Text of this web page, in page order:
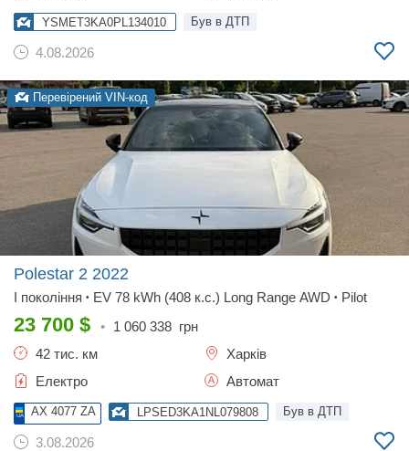
YSMET3KA0PL134010 Був в ДТП
4.08.2026
Перевірений VIN-код
Polestar 2 2022
I покоління • EV 78 kWh (408 к.с.) Long Range AWD • Pilot
23 700 $ • 1 060 338 грн
42 тис. км
Харків
Електро
Автомат
AX 4077 ZA LPSED3KA1NL079808 Був в ДТП
3.08.2026